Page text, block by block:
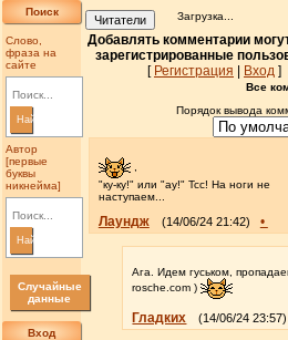
Поиск
Слово,
фраза на
сайте
Найти
Автор
[первые
буквы
никнейма]
Найти
Случайные
данные
Вход
Читатели Загрузка...
Добавлять комментарии
зарегистрированные
[ Регистрация Вход]
Все
Порядок вывода
,
"ку-ку!" или "ау!" Тсс! На ноги не
наступаем...
Лаундж (14/06/24 21:42) •
Ага. Идем гуськом,
rosche.com )
Гладких (14/06/24 23:57)